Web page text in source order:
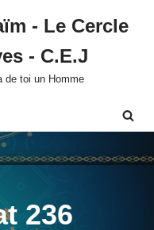
- Le Cercle
- C.E.J
de toi un Homme
236